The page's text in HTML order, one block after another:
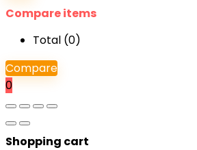
Compare items
Total (0)
Compare
0
Shopping cart